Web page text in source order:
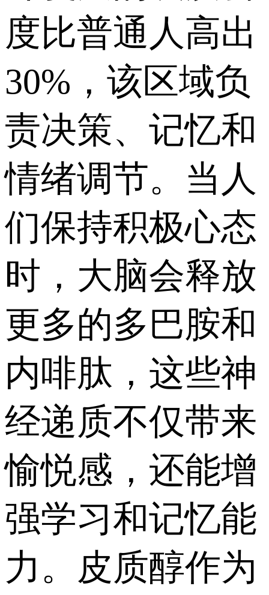
度比普通人高出
30%，该区域负
责决策、记忆和
情绪调节。当人
们保持积极心态
时，大脑会释放
更多的多巴胺和
内啡肽，这些神
经递质不仅带来
愉悦感，还能增
强学习和记忆能
力。皮质醇作为